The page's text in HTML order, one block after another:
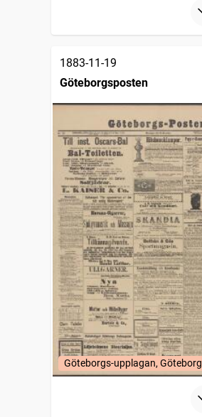
1883-11-19
Göteborgsposten
Göteborgs-upplagan, Göteborg